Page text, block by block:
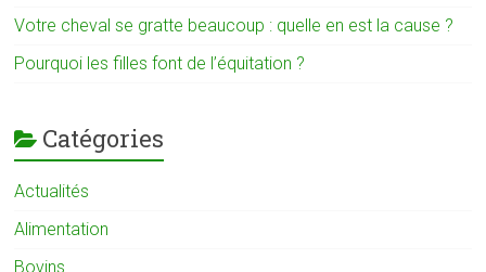
Votre cheval se gratte beaucoup : quelle en est la cause ?
Pourquoi les filles font de l’équitation ?
Catégories
Actualités
Alimentation
Bovins